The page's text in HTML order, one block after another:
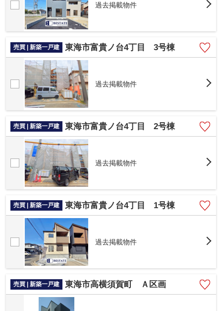
過去掲載物件
売買 | 新築一戸建 東海市富貴ノ台4丁目 3号棟
過去掲載物件
売買 | 新築一戸建 東海市富貴ノ台4丁目 2号棟
過去掲載物件
売買 | 新築一戸建 東海市富貴ノ台4丁目 1号棟
過去掲載物件
売買 | 新築一戸建 東海市高横須賀町 Ａ区画